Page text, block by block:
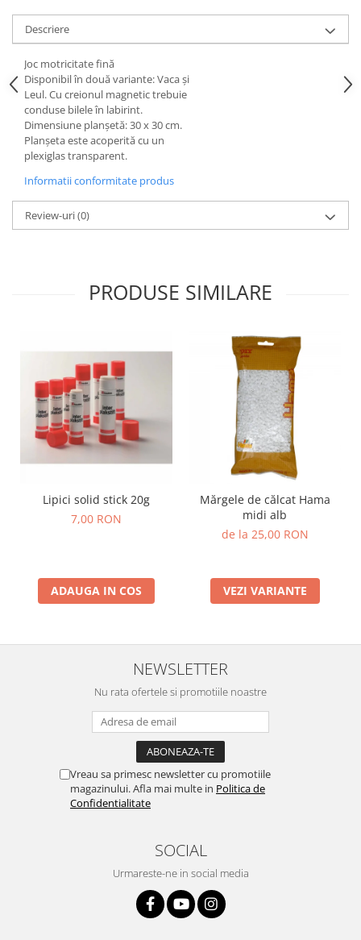
Dezvoltare vestibulara
Echilibru
Jucarii de echilibru
Mingi terapeutice
Module din burete
Motricitate fina
Motricitate grosiera
Recunoasterea formelor
Saltele
Trasee de motricitate
Wellness
Dezvoltarea limbajului
Spații de joacă
Educatie inovativa
Anatomie
Comunicare
Dezvoltare timpurie
Lumini si culori
Pregătirea scrierii de mână
Sortare si numarare
Mărgele de călcat HAMA
Hama Maxi Sticks
Margele HAMA MAXI
Perceperea timpului - TimeTimer
Descriere
Joc motricitate fină
Disponibil în două variante: Vaca și
Leul. Cu creionul magnetic trebuie
conduse bilele în labirint.
Dimensiune planșetă: 30 x 30 cm.
Planșeta este acoperită cu un
plexiglas transparent.
Informatii conformitate produs
Review-uri(0)
PRODUSE SIMILARE
Lipici solid stick 20g
7,00 RON
ADAUGA IN COS
Mărgele de călcat Hama
midi alb
de la 25,00 RON
VEZI VARIANTE
NEWSLETTER
Nu rata ofertele si promotiile noastre
Vreau sa primesc newsletter cu promotiile
magazinului. Afla mai multe in Politica de
Confidentialitate
SOCIAL
Urmareste-ne in social media